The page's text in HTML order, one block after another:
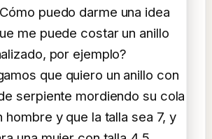
puedo darme una idea
me puede costar un anillo
por ejemplo?
que quiero un anillo con
serpiente mordiendo su cola
hombre y que la talla sea 7, y